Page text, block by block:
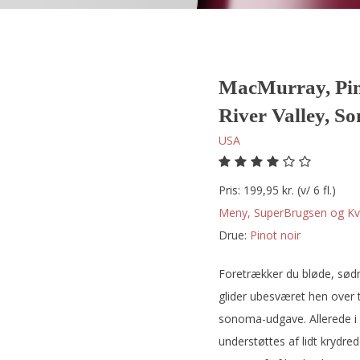
MacMurray,
River Valley,
USA
Pris: 199,95 kr. (v/ 6 fl.)
Meny, SuperBrugsen og
Drue:
pinot noir
Foretrækker du bløde,
glider ubesværet hen over
sonoma-udgave.
understøttes af lidt